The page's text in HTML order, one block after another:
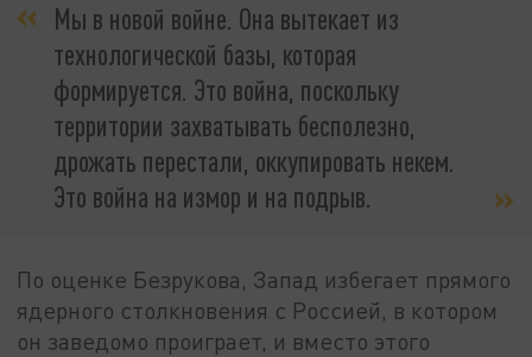
Мы в новой войне. Она вытекает из
технологической базы, которая
формируется. Это война, поскольку
территории захватывать бесполезно,
дрожать перестали, оккупировать некем.
Это война на измор и на подрыв.
По оценке Безрукова, Запад избегает прямого
ядерного столкновения с Россией, в котором
он заведомо проиграет, и вместо этого